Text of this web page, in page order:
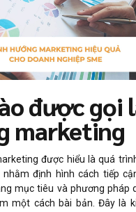
được gọi
marketing
được hiểu là quá
nhằm định hình cách tiếp
mục tiêu và phương pháp
một cách bài bản. Đây là